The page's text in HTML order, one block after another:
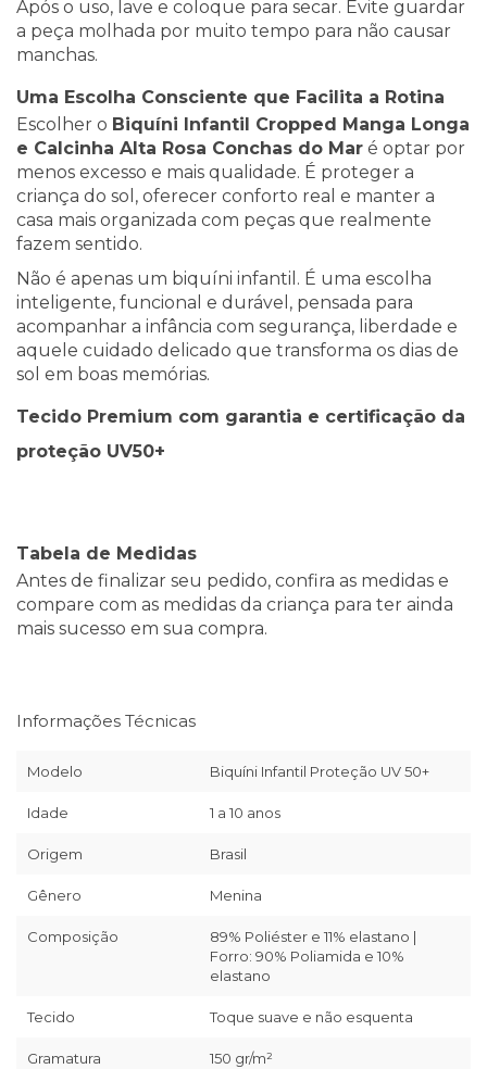
Após o uso, lave e coloque para secar. Evite guardar
a peça molhada por muito tempo para não causar
manchas.
Uma Escolha Consciente que Facilita a Rotina
Escolher o Biquíni Infantil Cropped Manga Longa
e Calcinha Alta Rosa Conchas do Mar é optar por
menos excesso e mais qualidade. É proteger a
criança do sol, oferecer conforto real e manter a
casa mais organizada com peças que realmente
fazem sentido.
Não é apenas um biquíni infantil. É uma escolha
inteligente, funcional e durável, pensada para
acompanhar a infância com segurança, liberdade e
aquele cuidado delicado que transforma os dias de
sol em boas memórias.
Tecido Premium com garantia e certificação da
proteção UV50+
Tabela de Medidas
Antes de finalizar seu pedido, confira as medidas e
compare com as medidas da criança para ter ainda
mais sucesso em sua compra.
Informações Técnicas
Modelo Biquíni Infantil Proteção UV 50+
Idade 1 a 10 anos
Origem Brasil
Gênero Menina
Composição
89% Poliéster e 11% elastano |
Forro: 90% Poliamida e 10%
elastano
Tecido Toque suave e não esquenta
Gramatura 150 gr/m²